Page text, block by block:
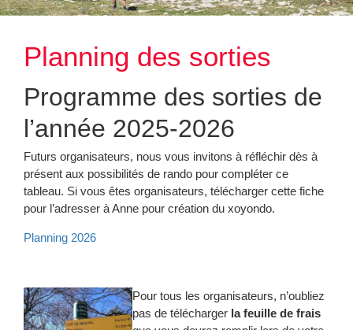
rando
rando itinérante
intérieur et autres doc. officiels
LSM
sportives
Planning des sorties
Programme des sorties de
l’année 2025-2026
Futurs organisateurs, nous vous invitons à réfléchir dès à
présent aux possibilités de rando pour compléter ce
tableau. Si vous êtes organisateurs, télécharger cette fiche
pour l’adresser à Anne pour création du xoyondo.
Planning 2026
Pour tous les organisateurs, n’oubliez
pas de télécharger la feuille de frais